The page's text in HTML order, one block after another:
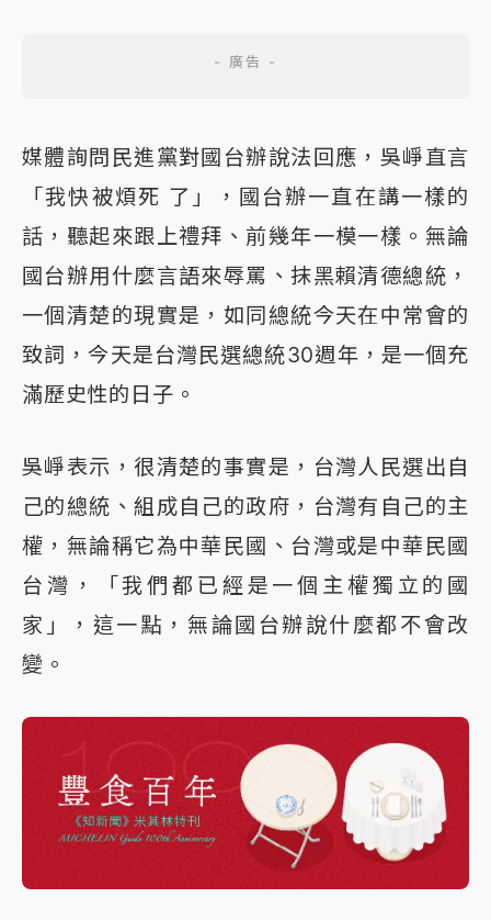
媒體詢問民進黨對國台辦說法回應，吳崢直言
「我快被煩死 了」，國台辦一直在講一樣的
話，聽起來跟上禮拜、前幾年一模一樣。無論
國台辦用什麼言語來辱罵、抹黑賴清德總統，
一個清楚的現實是，如同總統今天在中常會的
致詞，今天是台灣民選總統30週年，是一個充
滿歷史性的日子。
吳崢表示，很清楚的事實是，台灣人民選出自
己的總統、組成自己的政府，台灣有自己的主
權，無論稱它為中華民國、台灣或是中華民國
台灣，「我們都已經是一個主權獨立的國
家」，這一點，無論國台辦說什麼都不會改
變。